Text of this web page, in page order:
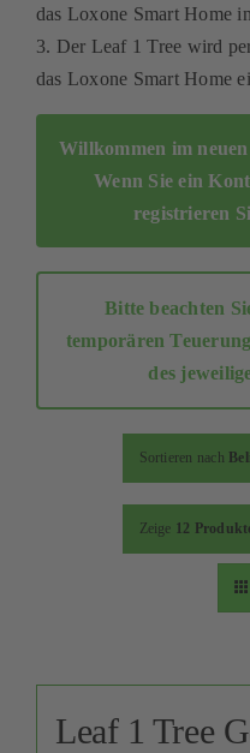
das Loxone Smart Home
3. Der Leaf 1 Tree wird
das Loxone Smart Home
Willkommen im
Wenn Sie ein
registrieren
Bitte beachten
temporären
des
Sortieren nach
Zeige 12
Leaf 1 Tree